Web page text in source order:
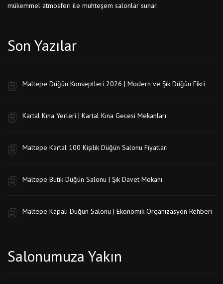
mükemmel atmosferi ile muhteşem salonlar sunar.
Son Yazılar
Maltepe Düğün Konseptleri 2026 | Modern ve Şık Düğün Fikri
Kartal Kına Yerleri | Kartal Kına Gecesi Mekanları
Maltepe Kartal 100 Kişilik Düğün Salonu Fiyatları
Maltepe Butik Düğün Salonu | Şık Davet Mekanı
Maltepe Kapalı Düğün Salonu | Ekonomik Organizasyon Rehberi
Salonumuza Yakın